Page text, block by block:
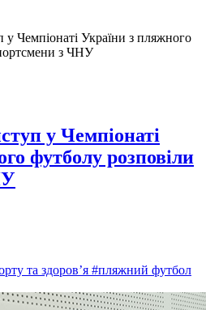
Чемпіонаті України з пляжного
з ЧНУ
у Чемпіонаті
футболу розповіли
та здоров’я #пляжний футбол